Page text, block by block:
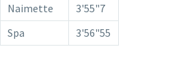
Naimette
3'55"7
Spa 3'56"55